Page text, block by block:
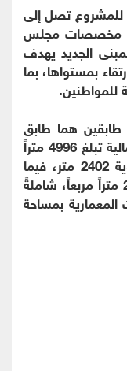
للمشروع تصل إلى
من مخصصات مجلس
الجديد يهدف
بمستواها، بما
للمواطنين.
هما طابق
التسوية والطابق الأرضي، بمساحة إجمالية تبلغ 4996 متراً
مربعاً، حيث تبلغ مساحة طابق التسوية 2402 متر، فيما
تصل مساحة الطابق الأرضي إلى 2325 متراً مربعاً، شاملةً
المعمارية بمساحة